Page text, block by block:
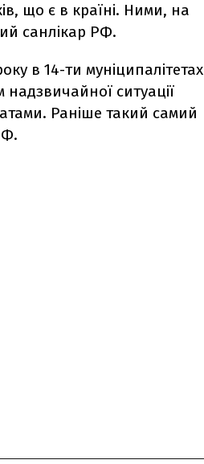
що є в країні. Ними, на
санлікар РФ.
в 14-ти муніципалітетах
надзвичайної ситуації
Раніше такий самий